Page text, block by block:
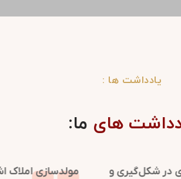
یادداشت ها :
های ما:
نقش کلیدی در شکل‌گیری و